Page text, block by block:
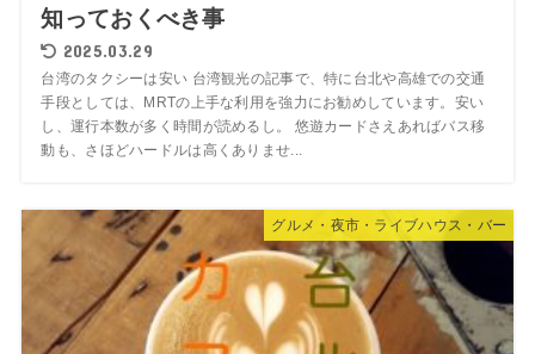
知っておくべき事
2025.03.29
台湾のタクシーは安い 台湾観光の記事で、特に台北や高雄での交通
手段としては、MRTの上手な利用を強力にお勧めしています。安い
し、運行本数が多く時間が読めるし。 悠遊カードさえあればバス移
動も、さほどハードルは高くありませ...
グルメ・夜市・ライブハウス・バー